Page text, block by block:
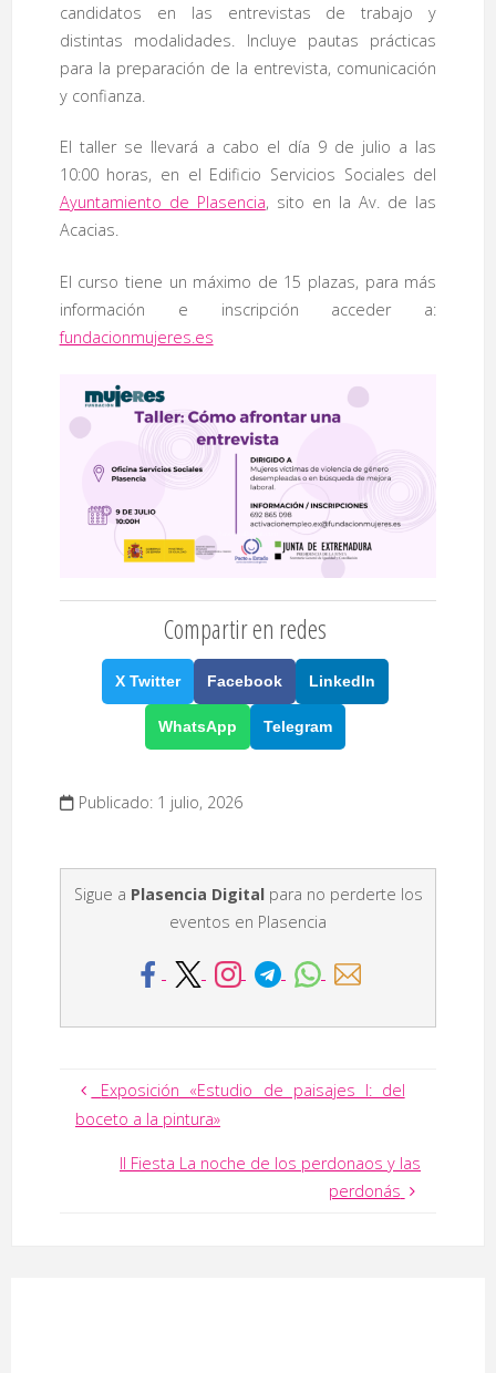
candidatos en las entrevistas de trabajo y
distintas modalidades. Incluye pautas prácticas
para la preparación de la entrevista, comunicación
y confianza.
El taller se llevará a cabo el día 9 de julio a las
10:00 horas, en el Edificio Servicios Sociales del
Ayuntamiento de Plasencia, sito en la Av. de las
Acacias.
El curso tiene un máximo de 15 plazas, para más
información e inscripción acceder a:
fundacionmujeres.es
Compartir en redes
X Twitter Facebook LinkedIn
WhatsApp Telegram
Publicado: 1 julio, 2026
Sigue a Plasencia Digitalpara no perderte los
eventos en Plasencia
Exposición «Estudio de paisajes I: del
boceto a la pintura»
II Fiesta La noche de los perdonaos y las
perdonás